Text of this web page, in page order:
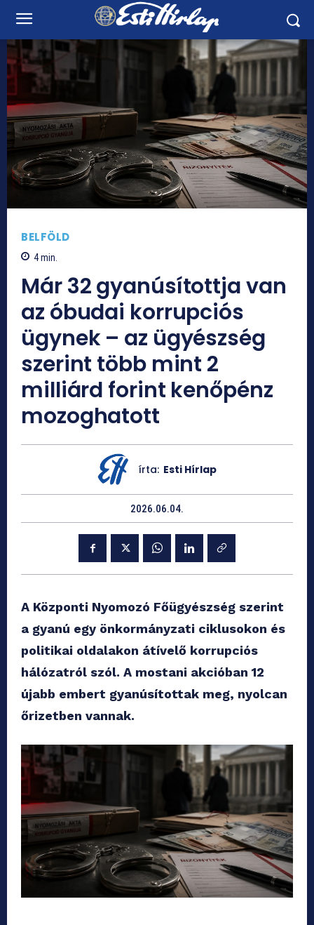
BELFÖLD
4min.
Már 32 gyanúsítottja van
az óbudai korrupciós
ügynek – az ügyészség
szerint több mint 2
milliárd forint kenőpénz
mozoghatott
írta: Esti Hírlap
2026.06.04.
A Központi Nyomozó Főügyészség szerint
a gyanú egy önkormányzati ciklusokon és
politikai oldalakon átívelő korrupciós
hálózatról szól. A mostani akcióban 12
újabb embert gyanúsítottak meg, nyolcan
őrizetben vannak.